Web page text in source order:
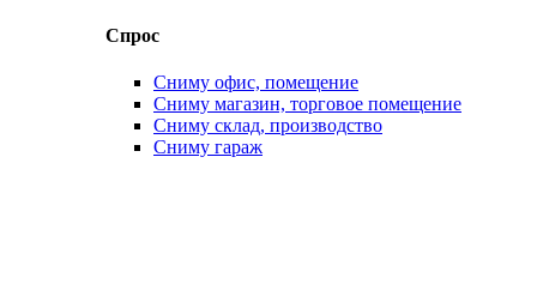
Спрос
Сниму офис, помещение
Сниму магазин, торговое помещение
Сниму склад, производство
Сниму гараж